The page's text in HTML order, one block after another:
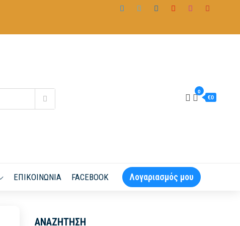
0
€0
ΕΠΙΚΟΙΝΩΝΊΑ FACEBOOK Λογαριασμός μου
ΑΝΑΖΉΤΗΣΗ